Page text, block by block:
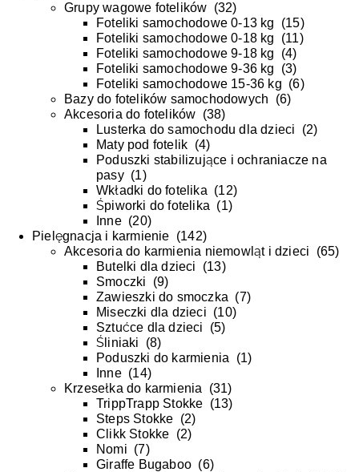
Grupy wagowe fotelików (32)
Foteliki samochodowe 0-13 kg (15)
Foteliki samochodowe 0-18 kg (11)
Foteliki samochodowe 9-18 kg (4)
Foteliki samochodowe 9-36 kg (3)
Foteliki samochodowe 15-36 kg (6)
Bazy do fotelików samochodowych (6)
Akcesoria do fotelików (38)
Lusterka do samochodu dla dzieci (2)
Maty pod fotelik (4)
Poduszki stabilizujące i ochraniacze na
pasy(1)
Wkładki do fotelika (12)
Śpiworki do fotelika (1)
Inne(20)
Pielęgnacja i karmienie (142)
Akcesoria do karmienia niemowląt i dzieci (65)
Butelki dla dzieci (13)
Smoczki (9)
Zawieszki do smoczka (7)
Miseczki dla dzieci (10)
Sztućce dla dzieci (5)
Śliniaki (8)
Poduszki do karmienia (1)
Inne(14)
Krzesełka do karmienia (31)
TrippTrapp Stokke (13)
Steps Stokke (2)
Clikk Stokke (2)
Nomi (7)
Giraffe Bugaboo (6)